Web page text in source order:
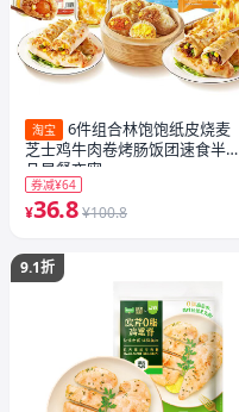
淘宝
6件组合林饱饱纸皮烧麦
芝士鸡牛肉卷烤肠饭团速食半成
品早餐夜宵
券减¥64
¥36.8 ¥100.8
9.1折